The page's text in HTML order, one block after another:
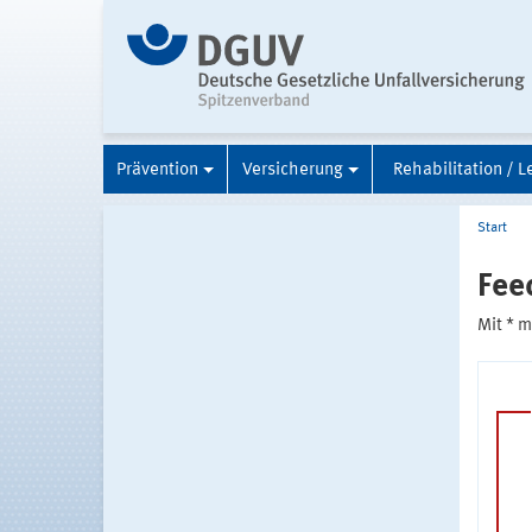
Prävention Versicherung Rehabilitation /
Start
Mit *